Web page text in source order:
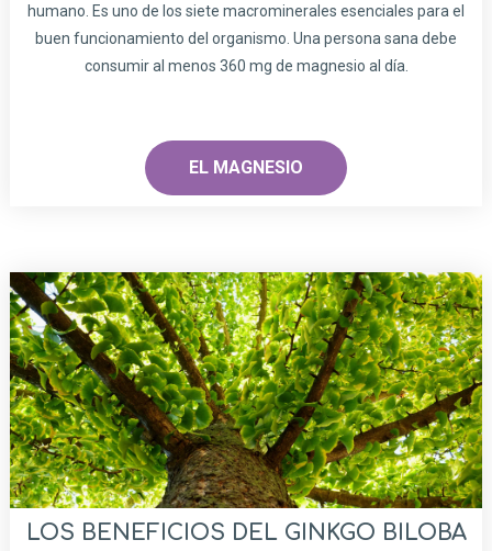
humano. Es uno de los siete macrominerales esenciales para el
buen funcionamiento del organismo. Una persona sana debe
consumir al menos 360 mg de magnesio al día.
EL MAGNESIO
LOS BENEFICIOS DEL GINKGO BILOBA